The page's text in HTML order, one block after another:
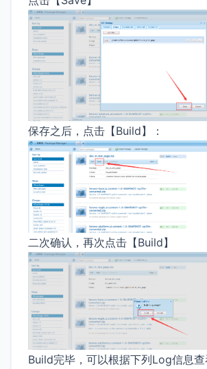
保存之后，点击【Build】：
二次确认，再次点击【Build】
Build完毕，可以根据下列Log信息